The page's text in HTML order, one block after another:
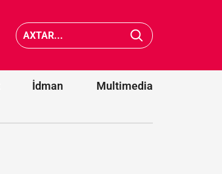
İdman Multimedia